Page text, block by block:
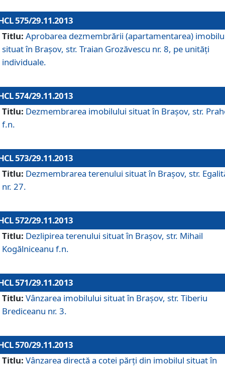
575/29.11.2013
Titlu: Aprobarea dezmembrării (apartamentarea)
situat în Braşov, str. Traian Grozăvescu nr. 8, pe unităţi
individuale.
574/29.11.2013
Titlu: Dezmembrarea imobilului situat în Braşov, str.
f.n.
573/29.11.2013
Titlu: Dezmembrarea terenului situat în Braşov, str.
nr. 27.
572/29.11.2013
Titlu: Dezlipirea terenului situat în Braşov, str. Mihail
Kogălniceanu f.n.
571/29.11.2013
Titlu: Vânzarea imobilului situat în Braşov, str. Tiberiu
Brediceanu nr. 3.
570/29.11.2013
Titlu: Vânzarea directă a cotei părţi din imobilul situat în